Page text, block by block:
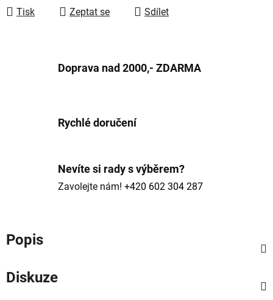
Tisk Zeptat se Sdílet
Doprava nad 2000,- ZDARMA
Rychlé doručení
Nevíte si rady s výběrem?
Zavolejte nám! +420 602 304 287
Popis
Diskuze